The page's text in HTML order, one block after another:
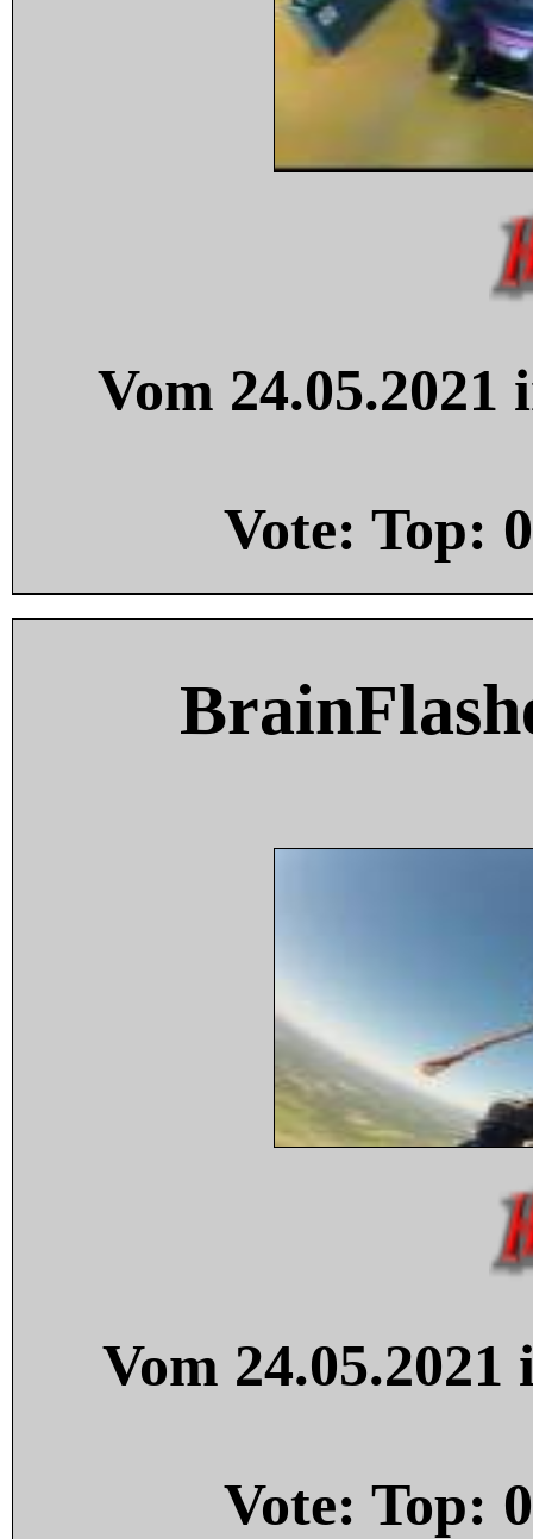
Vom
Vote: Top: 0
Vom
Vote: Top: 0